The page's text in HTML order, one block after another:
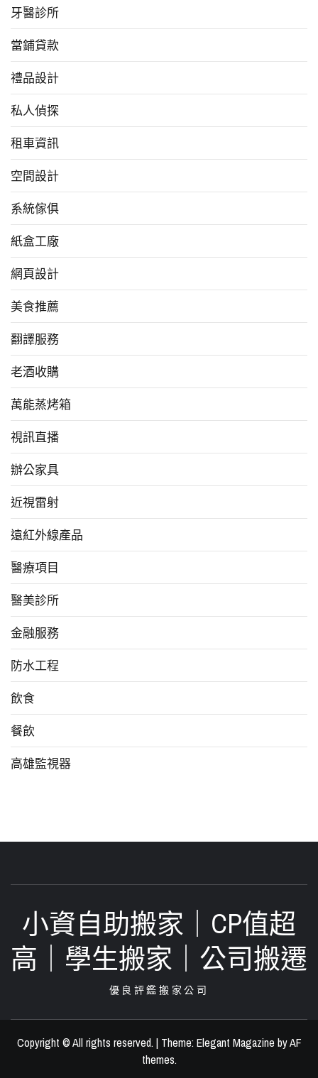
牙醫診所
當鋪貸款
禮品設計
私人偵探
租車資訊
空間設計
系統傢俱
紙盒工廠
網頁設計
美食推薦
翻譯服務
老酒收購
萬能蒸烤箱
視訊直播
辦公家具
近視雷射
遠紅外線產品
醫療項目
醫美診所
金融服務
防水工程
飲食
餐飲
高雄監視器
小資自助搬家｜CP值超
高｜學生搬家｜公司搬遷‎
優良評鑑搬家公司
Copyright © All rights reserved. | Theme: Elegant Magazine byAF
themes.